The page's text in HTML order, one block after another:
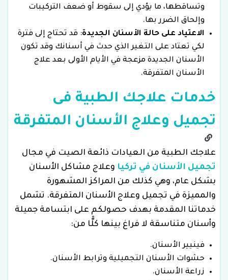
وتساقطها، ما يؤدي إلى سقوط أو ضعف التركيبات
وإلحاق الضرر بها.
الاعتياد على حالة الأسنان الجديدة: قد تحتاج إلى فترة
لكي تعتاد على التغير الذي حدث في أسنانك وقد تكون
الأسنان الجديدة مزعجة في الأيام الأولى بعد علاج
الأسنان المتفرقة.
خدمات علاجك الطبية فى
تجميل وعلاج الأسنان المتفرقة
علاجك الطبية من العيادات ذائعة الصيت في مجال
تجميل الأسنان في تركيا وعلاج مشاكل الأسنان
بشكل عام، وهي كذلك من المراكز المشهورة
والمميزة في تجميل وعلاج الأسنان المتفرقة. تشمل
خدماتنا المقدمة بهدف حصولكم على ابتسامة جميلة
وأسنان متناسقة لا فراغ بينها كلًّا من:
فينيير الأسنان.
حشوات الأسنان التجميلية وترابط الأسنان.
زراعة الأسنان.